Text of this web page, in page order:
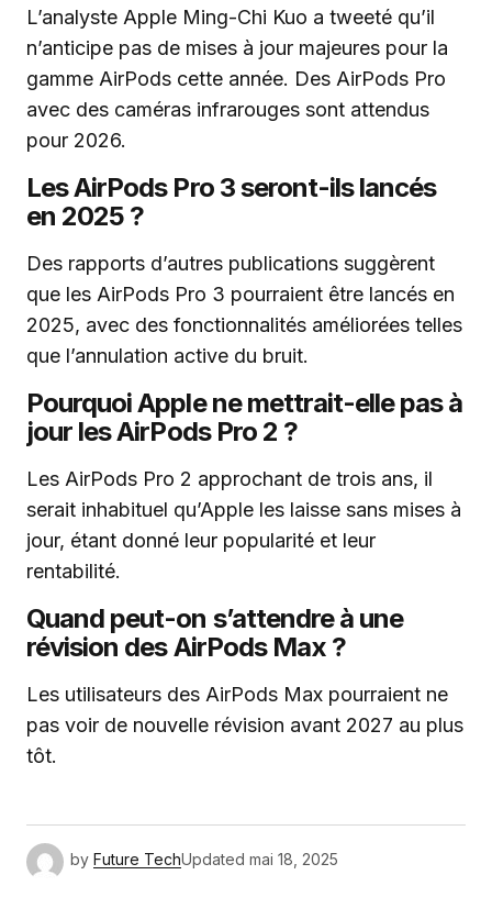
L’analyste Apple Ming-Chi Kuo a tweeté qu’il
n’anticipe pas de mises à jour majeures pour la
gamme AirPods cette année. Des AirPods Pro
avec des caméras infrarouges sont attendus
pour 2026.
Les AirPods Pro 3 seront-ils lancés
en 2025 ?
Des rapports d’autres publications suggèrent
que les AirPods Pro 3 pourraient être lancés en
2025, avec des fonctionnalités améliorées telles
que l’annulation active du bruit.
Pourquoi Apple ne mettrait-elle pas à
jour les AirPods Pro 2 ?
Les AirPods Pro 2 approchant de trois ans, il
serait inhabituel qu’Apple les laisse sans mises à
jour, étant donné leur popularité et leur
rentabilité.
Quand peut-on s’attendre à une
révision des AirPods Max ?
Les utilisateurs des AirPods Max pourraient ne
pas voir de nouvelle révision avant 2027 au plus
tôt.
by Future TechUpdated mai 18, 2025